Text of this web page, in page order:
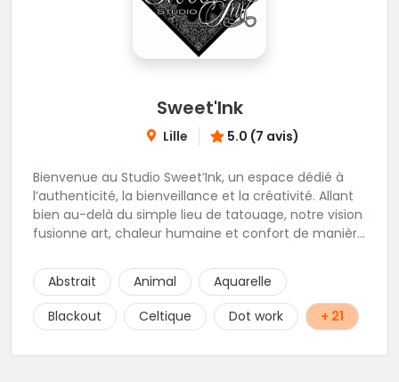
Sweet'Ink
Lille 5.0 (7 avis)
Bienvenue au Studio Sweet’Ink, un espace dédié à
l’authenticité, la bienveillance et la créativité. Allant
bien au-delà du simple lieu de tatouage, notre vision
fusionne art, chaleur humaine et confort de manière
est l’endroit idéal si vous souhaitez être
accompagnés, guidé et vivre une expérience le tout
dans un lieu confortable et chaleureux.
Abstrait Animal
Aquarelle
Blackout
Celtique Dot work + 21